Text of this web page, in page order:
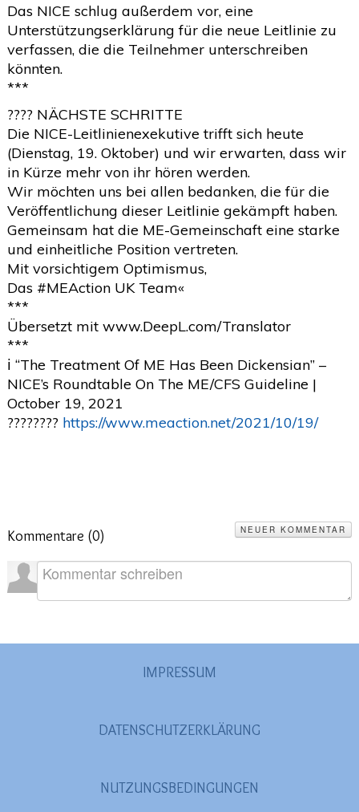
Das NICE schlug außerdem vor, eine
Unterstützungserklärung für die neue Leitlinie zu
verfassen, die die Teilnehmer unterschreiben
könnten.
***
???? NÄCHSTE SCHRITTE
Die NICE-Leitlinienexekutive trifft sich heute
(Dienstag, 19. Oktober) und wir erwarten, dass wir
in Kürze mehr von ihr hören werden.
Wir möchten uns bei allen bedanken, die für die
Veröffentlichung dieser Leitlinie gekämpft haben.
Gemeinsam hat die ME-Gemeinschaft eine starke
und einheitliche Position vertreten.
Mit vorsichtigem Optimismus,
Das #MEAction UK Team«
***
Übersetzt mit www.DeepL.com/Translator
***
ℹ️ “The Treatment Of ME Has Been Dickensian” –
NICE’s Roundtable On The ME/CFS Guideline |
October 19, 2021
???????? https://www.meaction.net/2021/10/19/
Kommentare (0) NEUER KOMMENTAR
IMPRESSUM
DATENSCHUTZERKLÄRUNG
NUTZUNGSBEDINGUNGEN